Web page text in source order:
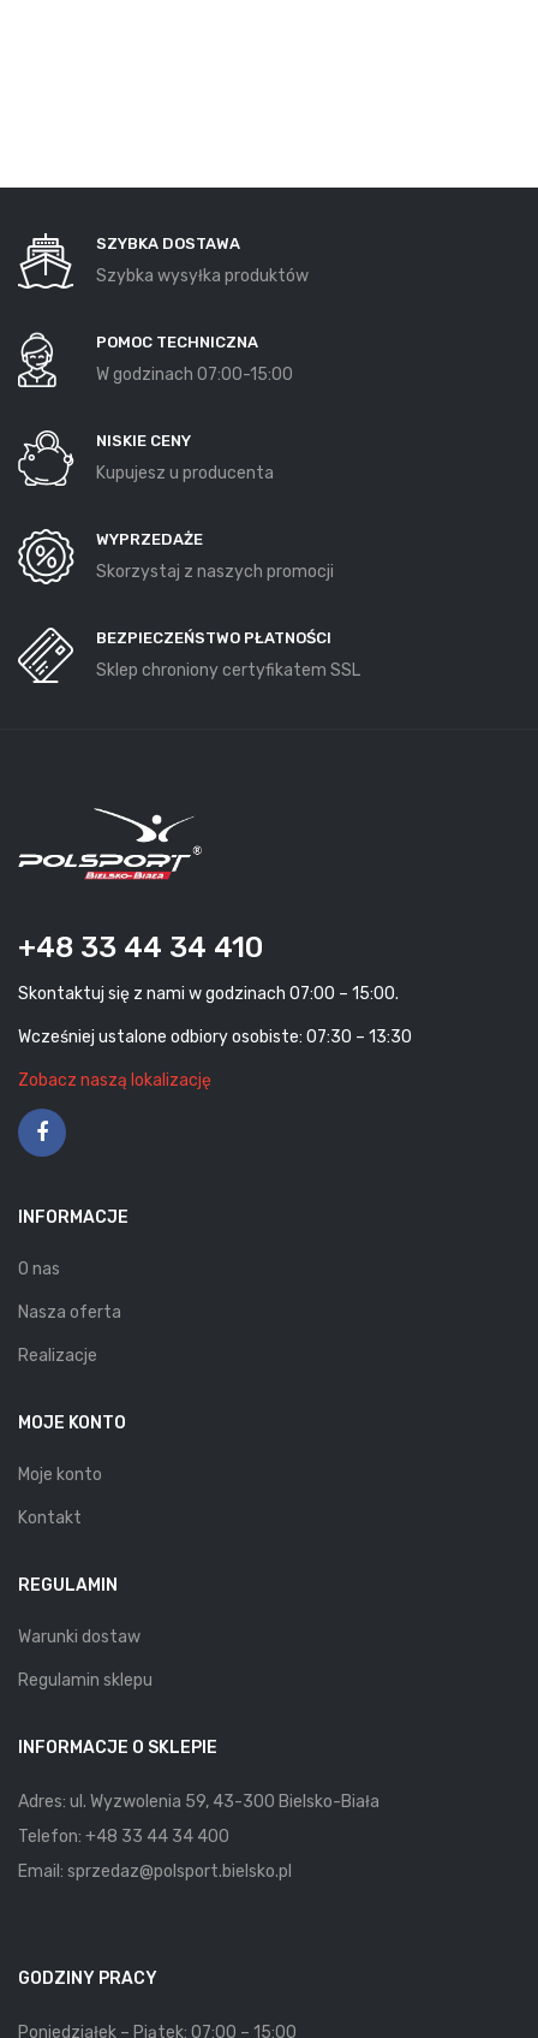
SZYBKA DOSTAWA
Szybka wysyłka produktów
POMOC TECHNICZNA
W godzinach 07:00-15:00
NISKIE CENY
Kupujesz u producenta
WYPRZEDAŻE
Skorzystaj z naszych promocji
BEZPIECZEŃSTWO PŁATNOŚCI
Sklep chroniony certyfikatem SSL
+48 33 44 34 410
Skontaktuj się z nami w godzinach 07:00 – 15:00.
Wcześniej ustalone odbiory osobiste: 07:30 – 13:30
Zobacz naszą lokalizację
INFORMACJE
O nas
Nasza oferta
Realizacje
MOJE KONTO
Moje konto
Kontakt
REGULAMIN
Warunki dostaw
Regulamin sklepu
INFORMACJE O SKLEPIE
Adres: ul. Wyzwolenia 59, 43-300 Bielsko-Biała
Telefon: +48 33 44 34 400
Email: sprzedaz@polsport.bielsko.pl
GODZINY PRACY
Poniedziałek – Piątek: 07:00 – 15:00